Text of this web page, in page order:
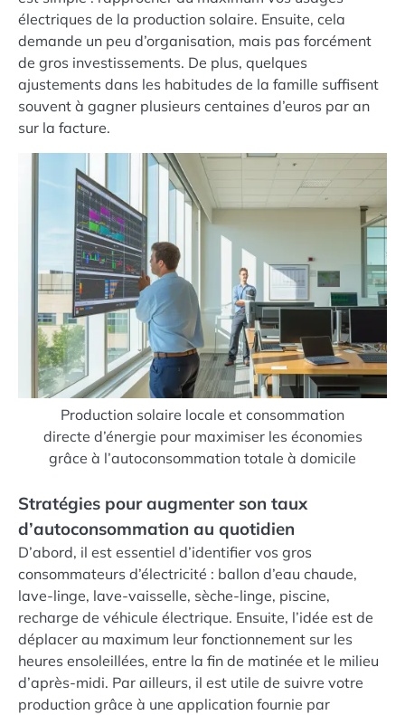
électriques de la production solaire. Ensuite, cela
demande un peu d’organisation, mais pas forcément
de gros investissements. De plus, quelques
ajustements dans les habitudes de la famille suffisent
souvent à gagner plusieurs centaines d’euros par an
sur la facture.
Production solaire locale et consommation
directe d’énergie pour maximiser les économies
grâce à l’autoconsommation totale à domicile
Stratégies pour augmenter son taux
d’autoconsommation au quotidien
D’abord, il est essentiel d’identifier vos gros
consommateurs d’électricité : ballon d’eau chaude,
lave-linge, lave-vaisselle, sèche-linge, piscine,
recharge de véhicule électrique. Ensuite, l’idée est de
déplacer au maximum leur fonctionnement sur les
heures ensoleillées, entre la fin de matinée et le milieu
d’après-midi. Par ailleurs, il est utile de suivre votre
production grâce à une application fournie par